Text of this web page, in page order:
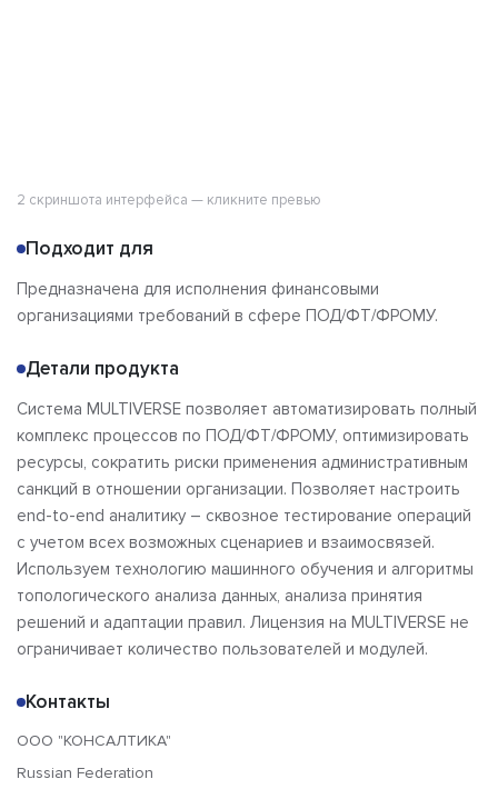
2 скриншота интерфейса — кликните превью
Подходит для
Предназначена для исполнения финансовыми
организациями требований в сфере ПОД/ФТ/ФРОМУ.
Детали продукта
Система MULTIVERSE позволяет автоматизировать полный
комплекс процессов по ПОД/ФТ/ФРОМУ, оптимизировать
ресурсы, сократить риски применения административным
санкций в отношении организации. Позволяет настроить
end-to-end аналитику – сквозное тестирование операций
с учетом всех возможных сценариев и взаимосвязей.
Используем технологию машинного обучения и алгоритмы
топологического анализа данных, анализа принятия
решений и адаптации правил. Лицензия на MULTIVERSE не
ограничивает количество пользователей и модулей.
Контакты
ООО "КОНСАЛТИКА"
Russian Federation